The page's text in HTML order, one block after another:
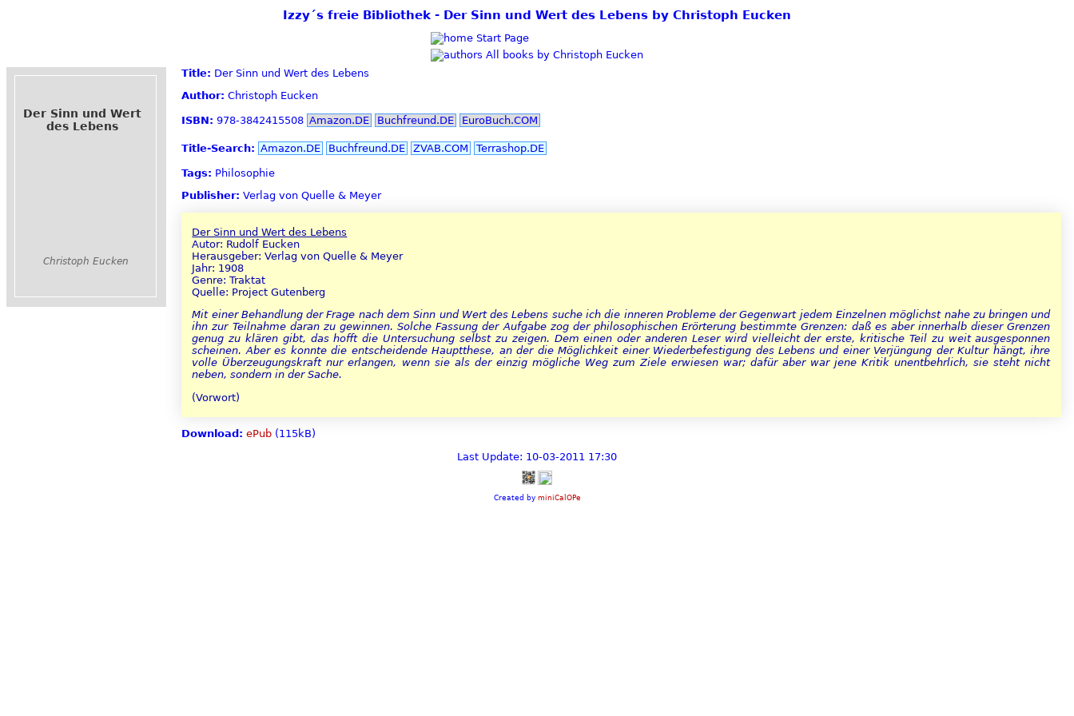
Izzy´s freie Bibliothek - Der Sinn und Wert des Lebens by Christoph Eucken
Start Page
All books by Christoph Eucken
Der Sinn und Wert
des Lebens
Christoph Eucken
Title: Der Sinn und Wert des Lebens
Author: Christoph Eucken
ISBN: 978-3842415508 Amazon.DE Buchfreund.DE EuroBuch.COM
Title-Search: Amazon.DE Buchfreund.DE ZVAB.COM Terrashop.DE
Tags: Philosophie
Publisher: Verlag von Quelle & Meyer
Der Sinn und Wert des Lebens
Autor: Rudolf Eucken
Herausgeber: Verlag von Quelle & Meyer
Jahr: 1908
Genre: Traktat
Quelle: Project Gutenberg
Mit einer Behandlung der Frage nach dem Sinn und Wert des Lebens suche ich die inneren Probleme der Gegenwart jedem Einzelnen möglichst nahe zu bringen und
ihn zur Teilnahme daran zu gewinnen. Solche Fassung der Aufgabe zog der philosophischen Erörterung bestimmte Grenzen: daß es aber innerhalb dieser Grenzen
genug zu klären gibt, das hofft die Untersuchung selbst zu zeigen. Dem einen oder anderen Leser wird vielleicht der erste, kritische Teil zu weit ausgesponnen
scheinen. Aber es konnte die entscheidende Hauptthese, an der die Möglichkeit einer Wiederbefestigung des Lebens und einer Verjüngung der Kultur hängt, ihre
volle Überzeugungskraft nur erlangen, wenn sie als der einzig mögliche Weg zum Ziele erwiesen war; dafür aber war jene Kritik unentbehrlich, sie steht nicht
neben, sondern in der Sache.
(Vorwort)
Download: ePub (115kB)
Last Update: 10-03-2011 17:30
Created by miniCalOPe